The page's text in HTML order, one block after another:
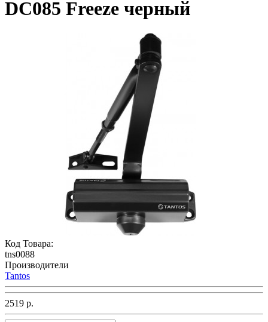
DC085 Freeze черный
Код Товара:
tns0088
Производители
Tantos
2519 р.